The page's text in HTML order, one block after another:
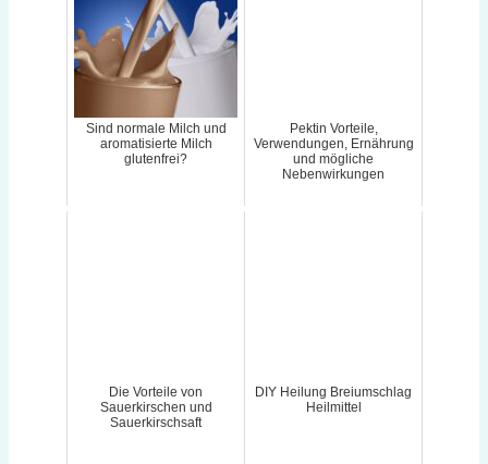
Sind normale Milch und
aromatisierte Milch
glutenfrei?
Pektin Vorteile,
Verwendungen, Ernährung
und mögliche
Nebenwirkungen
Die Vorteile von
Sauerkirschen und
Sauerkirschsaft
DIY Heilung Breiumschlag
Heilmittel